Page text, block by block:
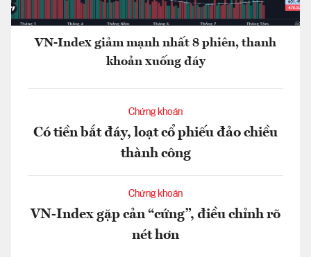
VN-Index giảm mạnh nhất 8 phiên, thanh
khoản xuống đáy
Chứng khoán
Có tiền bắt đáy, loạt cổ phiếu đảo chiều
thành công
Chứng khoán
VN-Index gặp cản “cứng”, điều chỉnh rõ
nét hơn